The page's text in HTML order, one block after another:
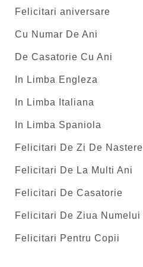
Felicitari aniversare
Cu Numar De Ani
De Casatorie Cu Ani
In Limba Engleza
In Limba Italiana
In Limba Spaniola
Felicitari De Zi De Nastere
Felicitari De La Multi Ani
Felicitari De Casatorie
Felicitari De Ziua Numelui
Felicitari Pentru Copii